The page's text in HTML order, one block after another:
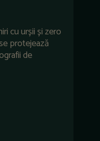
cu urșii și zero
protejează
de